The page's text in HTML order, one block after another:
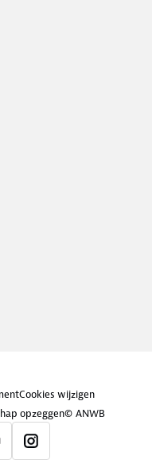
Cookies wijzigen
opzeggen© ANWB